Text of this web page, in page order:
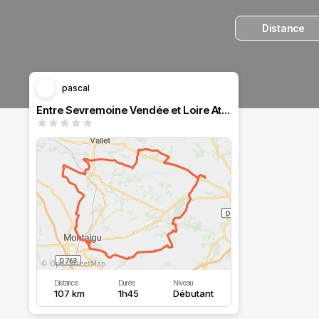
Distance
pascal
Entre Sevremoine Vendée et Loire Atlantique
Distance
107 km
Durée
1h45
Niveau
Débutant